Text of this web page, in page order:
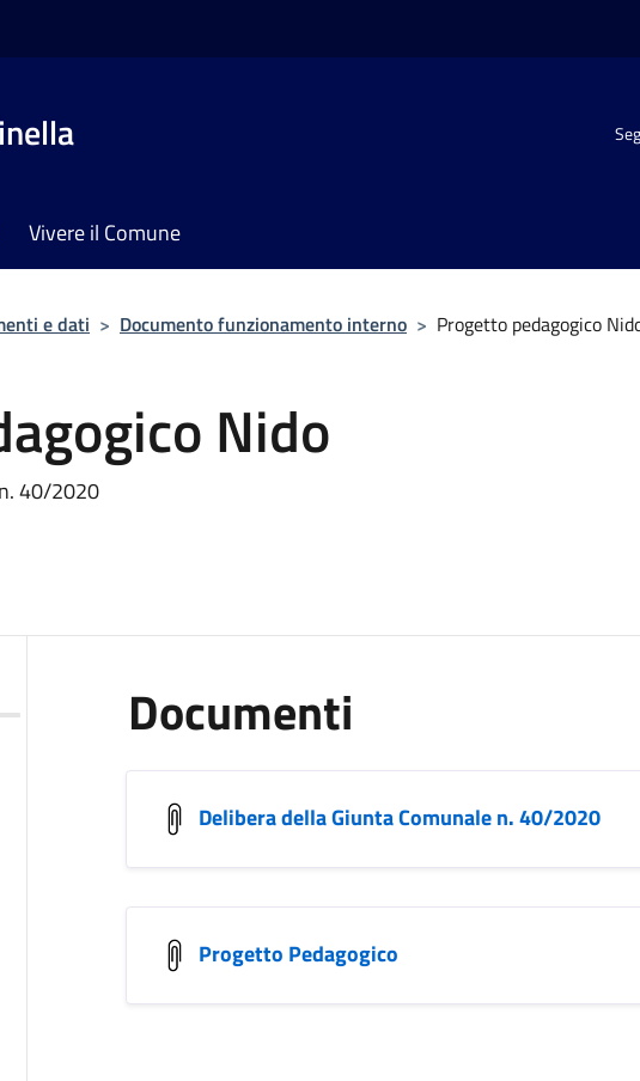
Vivere il Comune
e dati > Documento funzionamento interno > Progetto pedagogico
Nido
40/2020
Documenti
Delibera della Giunta Comunale n. 40/2020
Progetto Pedagogico